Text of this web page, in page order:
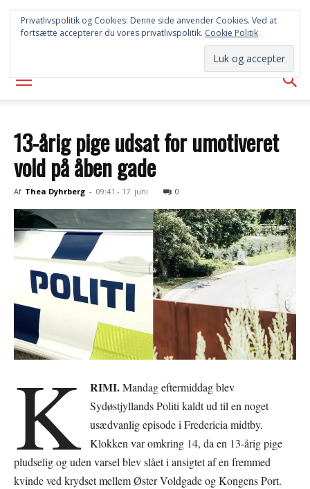
SYD
AVISEN
13-årig pige udsat for umotiveret
vold på åben gade
Af Thea Dyhrberg - 09:41 - 17. juni 0
K RIMI.Mandag eftermiddag blev
Sydøstjyllands Politi kaldt ud til en noget
usædvanlig episode i Fredericia midtby.
Klokken var omkring 14, da en 13-årig pige
pludselig og uden varsel blev slået i ansigtet af en fremmed
kvinde ved krydset mellem Øster Voldgade og Kongens Port.
Privatlivspolitik og Cookies: Denne side anvender Cookies. Ved at
fortsætte accepterer du vores privatlivspolitik. Cookie Politik